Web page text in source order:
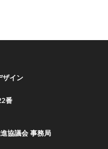
ザイン
番
協議会 事務局